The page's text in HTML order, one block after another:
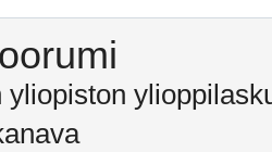
yliopiston